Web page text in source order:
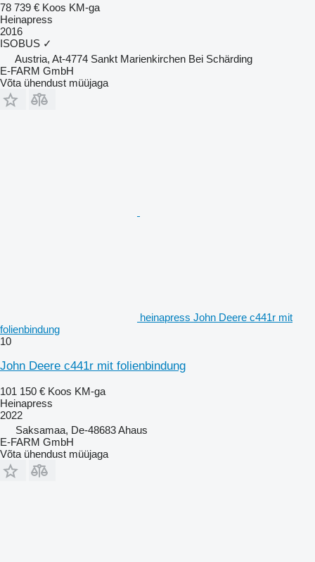
78 739 € Koos KM-ga
Heinapress
2016
ISOBUS ✓
Austria, At-4774 Sankt Marienkirchen Bei Schärding
E-FARM GmbH
Võta ühendust müüjaga
heinapress John Deere c441r mit
folienbindung
10
John Deere c441r mit folienbindung
101 150 € Koos KM-ga
Heinapress
2022
Saksamaa, De-48683 Ahaus
E-FARM GmbH
Võta ühendust müüjaga